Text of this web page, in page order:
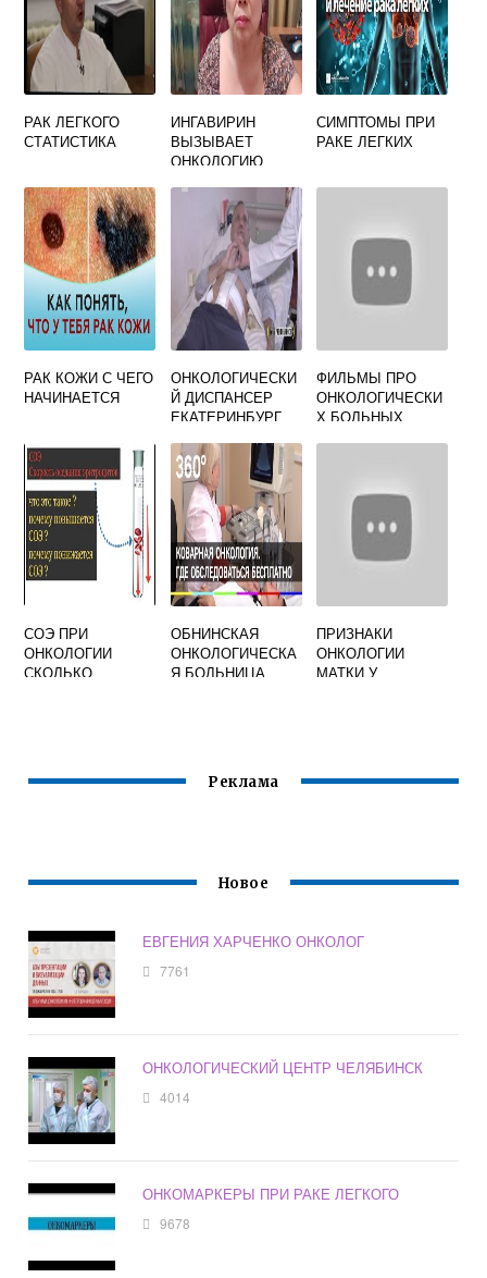
РАК ЛЕГКОГО
СТАТИСТИКА
ИНГАВИРИН
ВЫЗЫВАЕТ
ОНКОЛОГИЮ
ПРОТИВОВИРУСН
СИМПТОМЫ ПРИ
РАКЕ ЛЕГКИХ
РАК КОЖИ С ЧЕГО
НАЧИНАЕТСЯ
ОНКОЛОГИЧЕСКИ
Й ДИСПАНСЕР
ЕКАТЕРИНБУРГ
ФИЛЬМЫ ПРО
ОНКОЛОГИЧЕСКИ
Х БОЛЬНЫХ
СОЭ ПРИ
ОНКОЛОГИИ
СКОЛЬКО
ОБНИНСКАЯ
ОНКОЛОГИЧЕСКА
Я БОЛЬНИЦА
ПРИЗНАКИ
ОНКОЛОГИИ
МАТКИ У
Реклама
Новое
ЕВГЕНИЯ ХАРЧЕНКО ОНКОЛОГ
7761
ОНКОЛОГИЧЕСКИЙ ЦЕНТР ЧЕЛЯБИНСК
4014
ОНКОМАРКЕРЫ ПРИ РАКЕ ЛЕГКОГО
9678